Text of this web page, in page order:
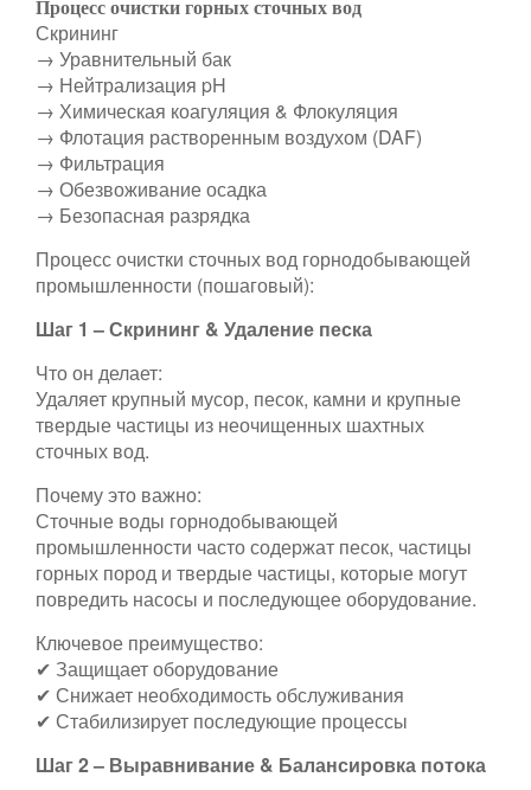
Процесс очистки горных сточных вод
Скрининг
→ Уравнительный бак
→ Нейтрализация pH
→ Химическая коагуляция & Флокуляция
→ Флотация растворенным воздухом (DAF)
→ Фильтрация
→ Обезвоживание осадка
→ Безопасная разрядка
Процесс очистки сточных вод горнодобывающей
промышленности (пошаговый):
Шаг 1 – Скрининг & Удаление песка
Что он делает:
Удаляет крупный мусор, песок, камни и крупные
твердые частицы из неочищенных шахтных
сточных вод.
Почему это важно:
Сточные воды горнодобывающей
промышленности часто содержат песок, частицы
горных пород и твердые частицы, которые могут
повредить насосы и последующее оборудование.
Ключевое преимущество:
✔ Защищает оборудование
✔ Снижает необходимость обслуживания
✔ Стабилизирует последующие процессы
Шаг 2 – Выравнивание & Балансировка потока